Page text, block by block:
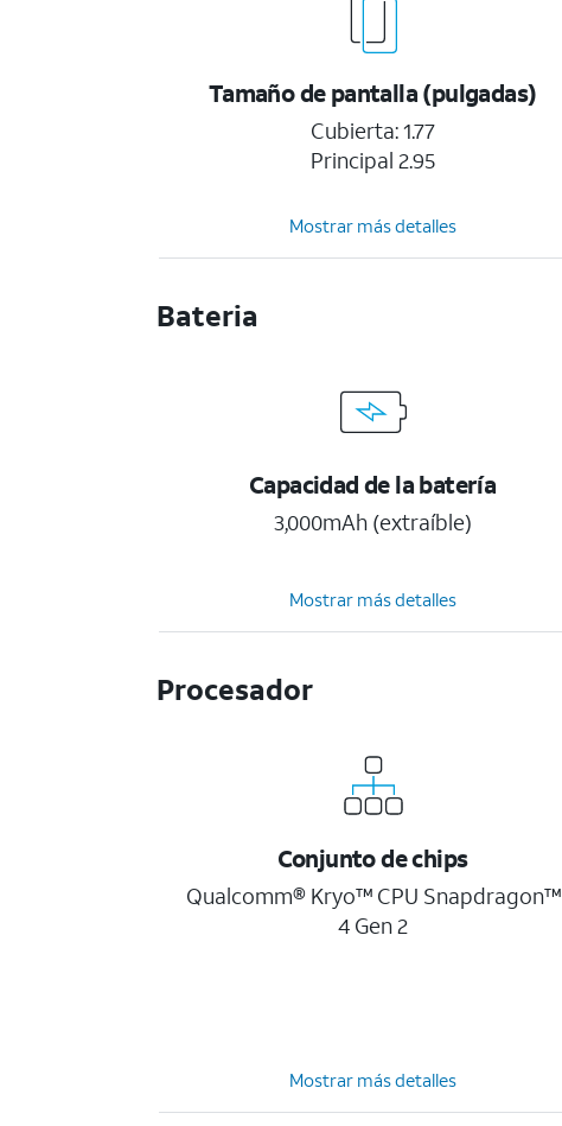
Tamaño de pantalla (pulgadas)
Cubierta: 1.77
Principal 2.95
Mostrar más detalles
Bateria
Capacidad de la batería
3,000mAh (extraíble)
Mostrar más detalles
Procesador
Conjunto de chips
Qualcomm® Kryo™ CPU Snapdragon™
4 Gen 2
Mostrar más detalles